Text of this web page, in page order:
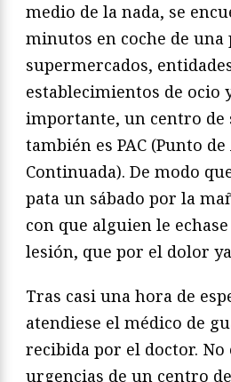
medio de la nada, se
minutos en coche de una
supermercados,
establecimientos de ocio
importante, un centro de
también es PAC (Punto
Continuada). De modo
pata un sábado por la
con que alguien le
lesión, que por el dolor
Tras casi una hora de
atendiese el médico de
recibida por el doctor. No
urgencias de un centro